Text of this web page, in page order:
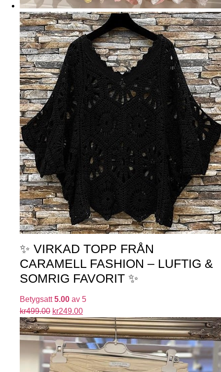
✨ VIRKAD TOPP FRÅN
CARAMELL FASHION – LUFTIG &
SOMRIG FAVORIT ✨
Betygsatt5.00 av 5
kr499.00 kr249.00